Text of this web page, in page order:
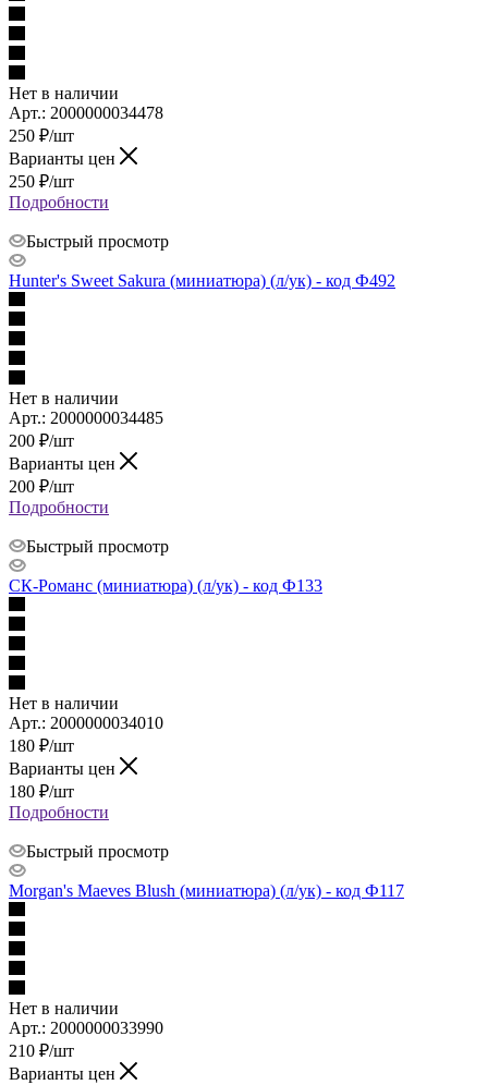
Нет в наличии
Арт.: 2000000034478
250 ₽/шт
Варианты цен
250 ₽/шт
Подробности
Быстрый просмотр
Hunter's Sweet Sakura (миниатюра) (л/ук) - код Ф492
Нет в наличии
Арт.: 2000000034485
200 ₽/шт
Варианты цен
200 ₽/шт
Подробности
Быстрый просмотр
СК-Романс (миниатюра) (л/ук) - код Ф133
Нет в наличии
Арт.: 2000000034010
180 ₽/шт
Варианты цен
180 ₽/шт
Подробности
Быстрый просмотр
Morgan's Maeves Blush (миниатюра) (л/ук) - код Ф117
Нет в наличии
Арт.: 2000000033990
210 ₽/шт
Варианты цен